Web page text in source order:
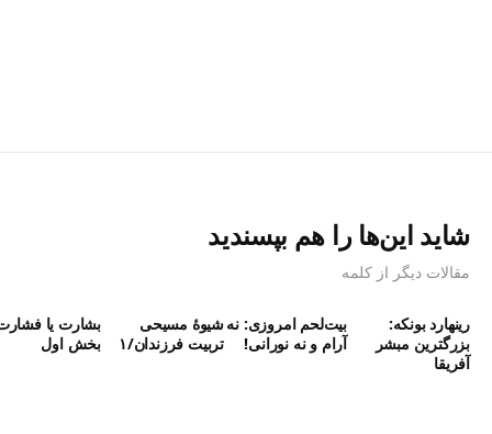
شاید این‌ها را هم بپسندید
مقالات دیگر از کلمه
رینهارد بونکه:
بزرگترین مبشر
آفریقا
بیت‌لحم امروزی: نه
آرام و نه نورانی!
شیوۀ مسیحی
تربیت فرزندان/۱
بشارت یا
بخش اول